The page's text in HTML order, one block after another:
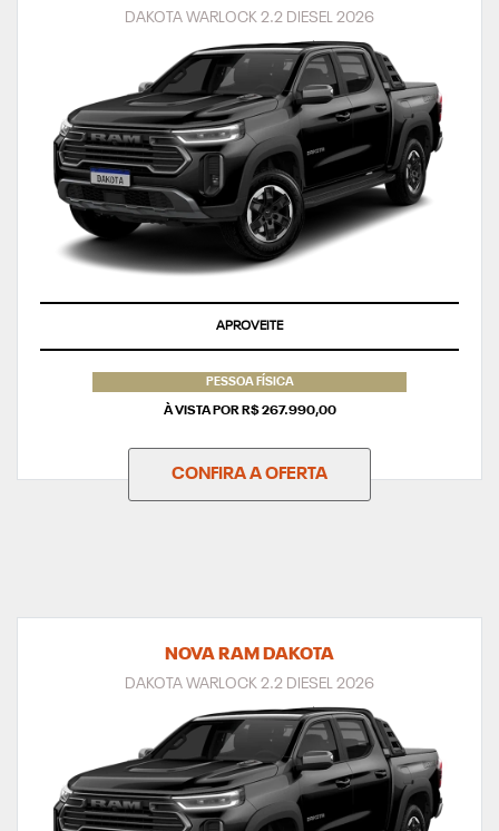
DAKOTA WARLOCK 2.2 DIESEL 2026
APROVEITE
PESSOA FÍSICA
À VISTA POR R$ 267.990,00
CONFIRA A OFERTA
NOVA RAM DAKOTA
DAKOTA WARLOCK 2.2 DIESEL 2026